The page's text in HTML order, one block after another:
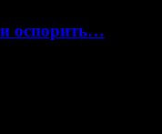
и оспорить…